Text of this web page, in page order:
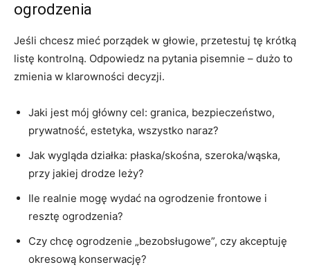
ogrodzenia
Jeśli chcesz mieć porządek w głowie, przetestuj tę krótką
listę kontrolną. Odpowiedz na pytania pisemnie – dużo to
zmienia w klarowności decyzji.
Jaki jest mój główny cel: granica, bezpieczeństwo,
prywatność, estetyka, wszystko naraz?
Jak wygląda działka: płaska/skośna, szeroka/wąska,
przy jakiej drodze leży?
Ile realnie mogę wydać na ogrodzenie frontowe i
resztę ogrodzenia?
Czy chcę ogrodzenie „bezobsługowe”, czy akceptuję
okresową konserwację?